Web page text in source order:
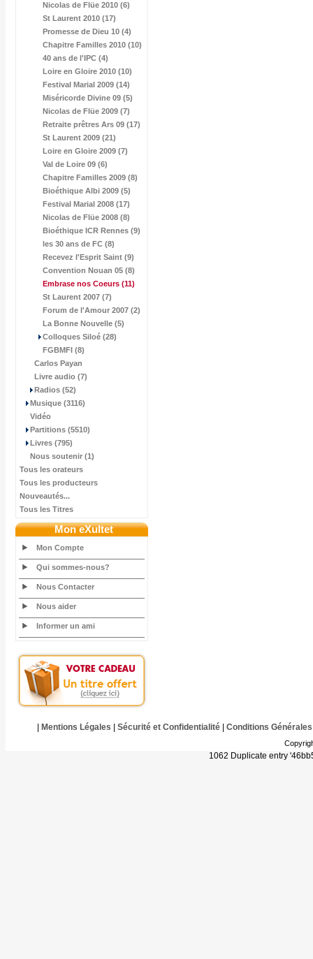
Nicolas de Flüe 2010 (6)
St Laurent 2010 (17)
Promesse de Dieu 10 (4)
Chapitre Familles 2010 (10)
40 ans de l'IPC (4)
Loire en Gloire 2010 (10)
Festival Marial 2009 (14)
Miséricorde Divine 09 (5)
Nicolas de Flüe 2009 (7)
Retraite prêtres Ars 09 (17)
St Laurent 2009 (21)
Loire en Gloire 2009 (7)
Val de Loire 09 (6)
Chapitre Familles 2009 (8)
Bioéthique Albi 2009 (5)
Festival Marial 2008 (17)
Nicolas de Flüe 2008 (8)
Bioéthique ICR Rennes (9)
les 30 ans de FC (8)
Recevez l'Esprit Saint (9)
Convention Nouan 05 (8)
Embrase nos Coeurs (11)
St Laurent 2007 (7)
Forum de l'Amour 2007 (2)
La Bonne Nouvelle (5)
Colloques Siloé (28)
FGBMFI (8)
Carlos Payan
Livre audio (7)
Radios (52)
Musique (3116)
Vidéo
Partitions (5510)
Livres (795)
Nous soutenir (1)
Tous les orateurs
Tous les producteurs
Nouveautés...
Tous les Titres
Mon eXultet
Mon Compte
Qui sommes-nous?
Nous Contacter
Nous aider
Informer un ami
Mentions Légales Sécurité et Confidentialité| Conditions Générales
1062 Duplicate entry